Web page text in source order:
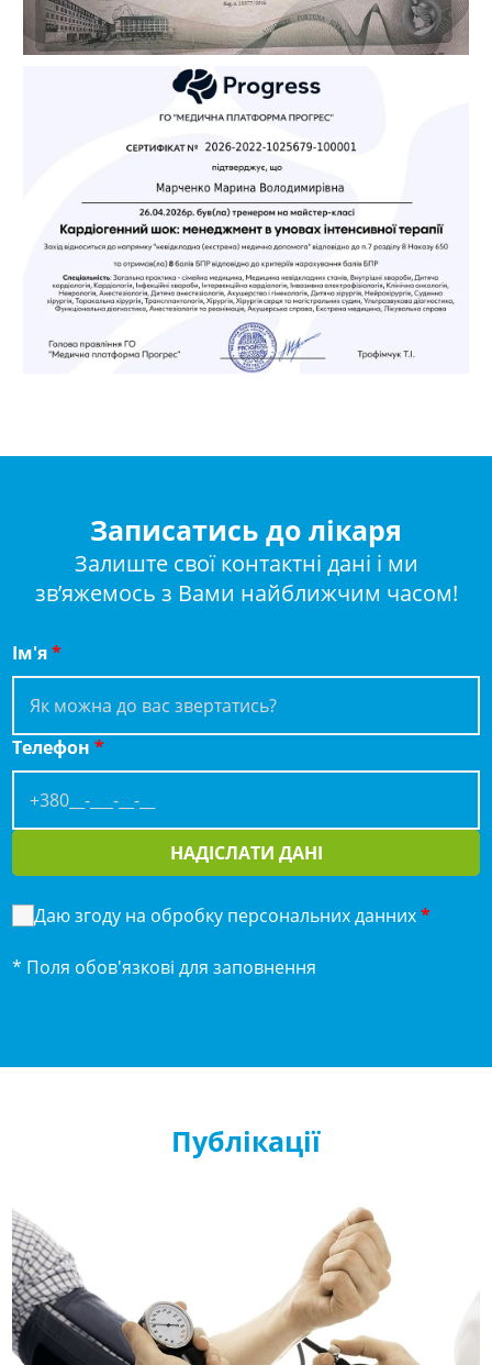
Записатись до лікаря
Залиште свої контактні дані і ми
зв’яжемось з Вами найближчим часом!
Ім'я*
Телефон*
НАДІСЛАТИ ДАНІ
Даю згоду на обробку персональних данних*
* Поля обов'язкові для заповнення
Публікації